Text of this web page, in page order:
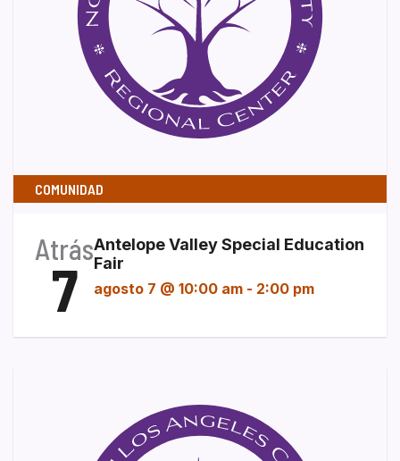
COMUNIDAD
Atrás
7
Antelope Valley Special Education
Fair
agosto 7 @ 10:00 am - 2:00 pm